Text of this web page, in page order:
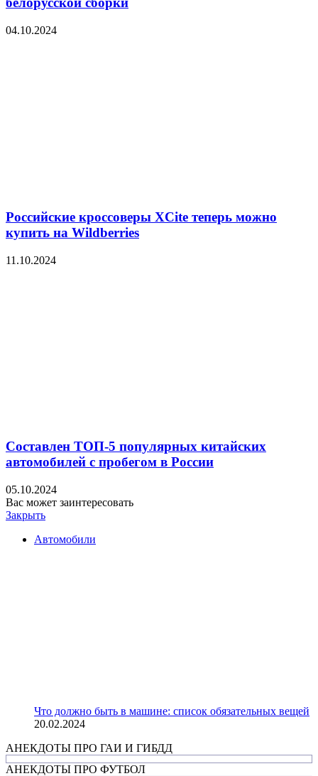
04.10.2024
Российские кроссоверы XCite теперь можно
купить на Wildberries
11.10.2024
Составлен ТОП-5 популярных китайских
автомобилей с пробегом в России
05.10.2024
Вас может заинтересовать
Закрыть
Автомобили
Что должно быть в машине: список обязательных вещей
20.02.2024
АНЕКДОТЫ ПРО ГАИ И ГИБДД
АНЕКДОТЫ ПРО ФУТБОЛ